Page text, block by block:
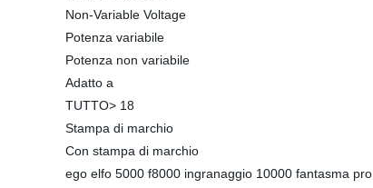
Non-Variable Voltage
Potenza variabile
Potenza non variabile
Adatto a
TUTTO> 18
Stampa di marchio
Con stampa di marchio
ego elfo 5000 f8000 ingranaggio 10000 fantasma pro